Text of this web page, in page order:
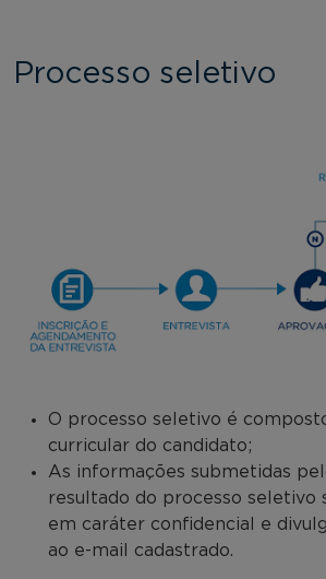
Processo seletivo
O processo seletivo é
curricular do candidato;
As informações submetidas
resultado do processo seletivo
em caráter confidencial e
ao e-mail cadastrado.